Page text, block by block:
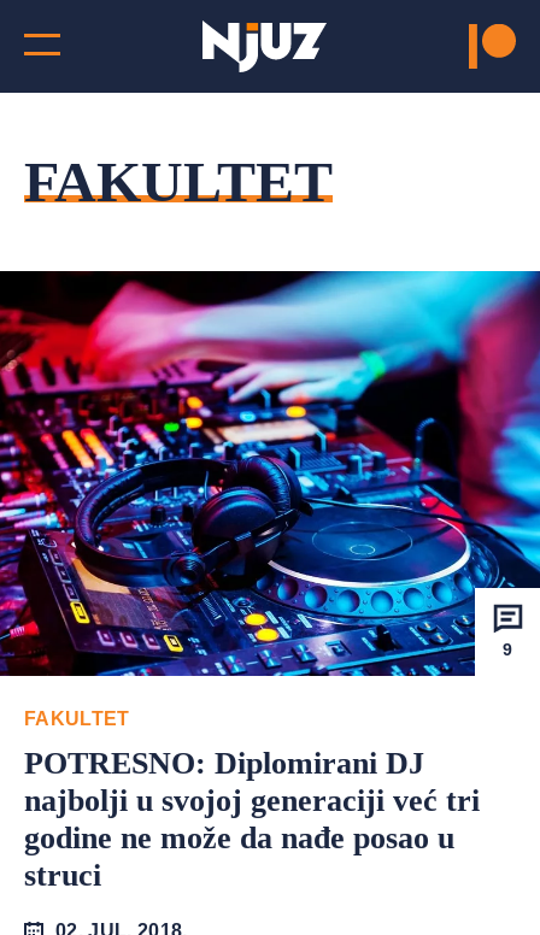
FAKULTET
9
FAKULTET
POTRESNO: Diplomirani DJ
najbolji u svojoj generaciji već tri
godine ne može da nađe posao u
struci
02. JUL. 2018.